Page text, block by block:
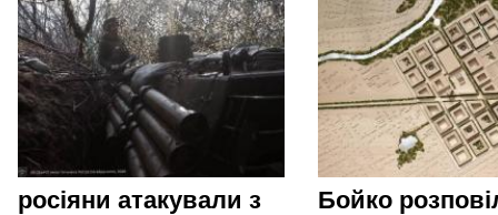
росіяни атакували з
Бойко